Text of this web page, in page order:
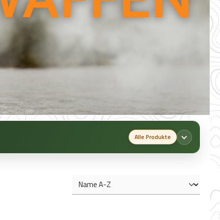
Alle Produkte